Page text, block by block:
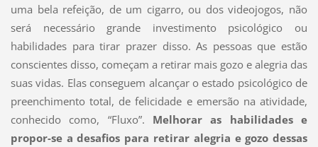
uma bela refeição, de um cigarro, ou dos videojogos, não
será necessário grande investimento psicológico ou
habilidades para tirar prazer disso. As pessoas que estão
conscientes disso, começam a retirar mais gozo e alegria das
suas vidas. Elas conseguem alcançar o estado psicológico de
preenchimento total, de felicidade e emersão na atividade,
conhecido como, “Fluxo”. Melhorar as habilidades e
propor-se a desafios para retirar alegria e gozo dessas